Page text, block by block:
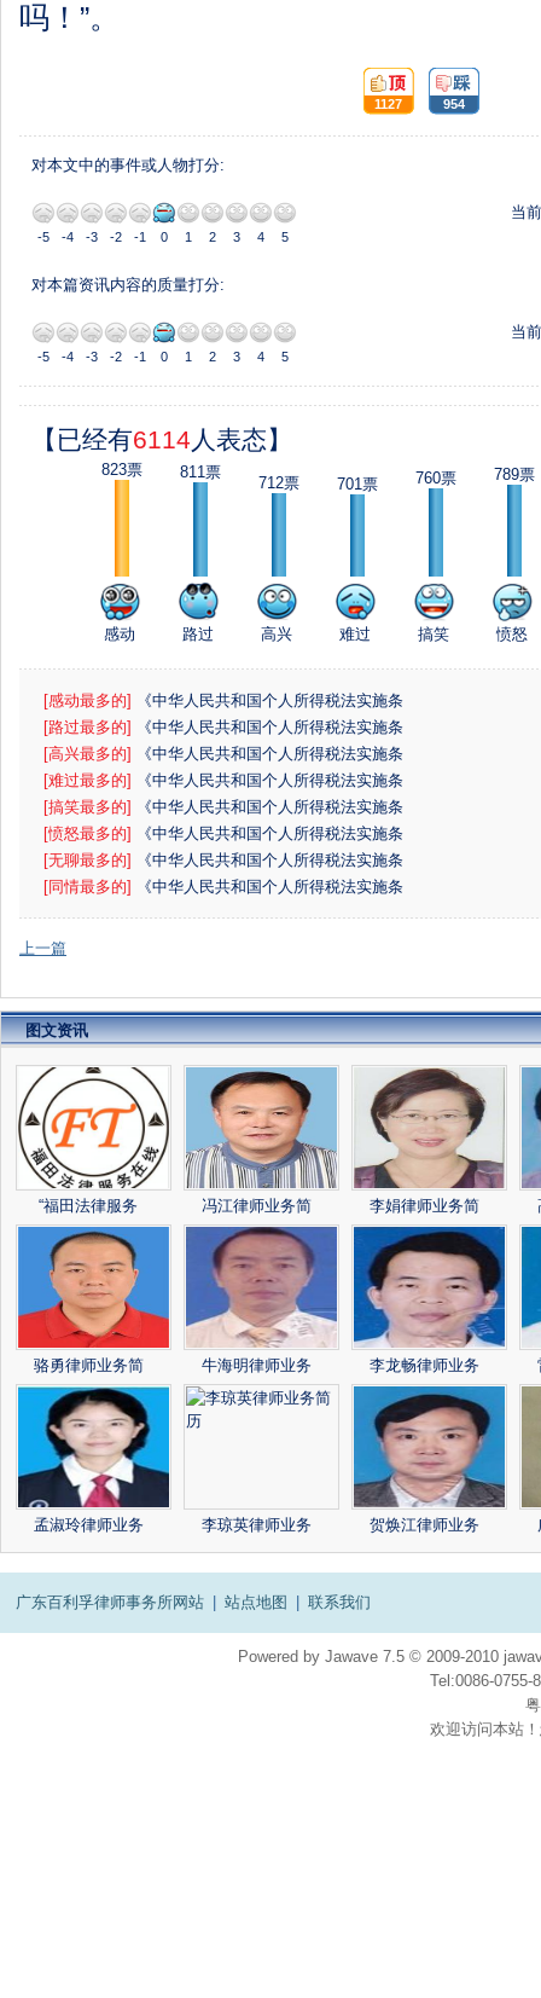
吗！”。
顶:
1127
踩:
954
对本文中的事件或人物打分:
-5 -4 -3 -2 -1 0 1 2 3 4 5
当
对本篇资讯内容的质量打分:
-5 -4 -3 -2 -1 0 1 2 3 4 5
当
【已经有6114 人表态】
823票
感动
811票
路过
712票
高兴
701票
难过
760票
搞笑
789票
愤怒
[感动最多的]
《中华人民共和国个人所得税法实施条
例》
[路过最多的]
《中华人民共和国个人所得税法实施条
例》
[高兴最多的]
《中华人民共和国个人所得税法实施条
例》
[难过最多的]
《中华人民共和国个人所得税法实施条
例》
[搞笑最多的]
《中华人民共和国个人所得税法实施条
例》
[愤怒最多的]
《中华人民共和国个人所得税法实施条
例》
[无聊最多的]
《中华人民共和国个人所得税法实施条
例》
[同情最多的]
《中华人民共和国个人所得税法实施条
例》
上一篇
图文资讯
“福田法律服务 冯江律师业务简 李娟律师业务简
骆勇律师业务简 牛海明律师业务 李龙畅律师业务
孟淑玲律师业务 李琼英律师业务 贺焕江律师业务
广东百利孚律师事务所网站 站点地图 联系我们
Powered by Jawave 7.5 © 2009-2010
Tel:0086-
欢迎访问本站